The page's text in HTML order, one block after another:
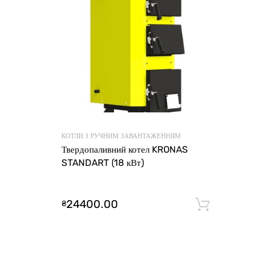
КОТЛИ З РУЧНИМ ЗАВАНТАЖЕННЯМ
Твердопаливний котел KRONAS
STANDART (18 кВт)
₴24400.00